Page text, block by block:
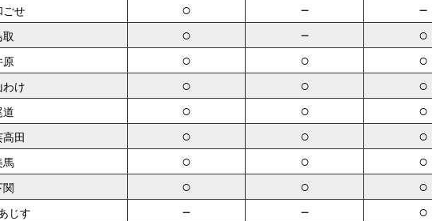
ごせ ○ － －
取 ○ － ○
原 ○ ○ ○
わけ ○ ○ ○
道 ○ ○ ○
田 ○ ○ ○
馬 ○ ○ ○
関 ○ ○ ○
じす － － ○